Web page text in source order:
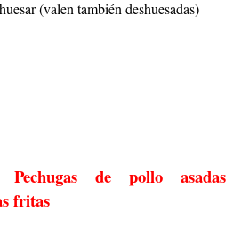
(valen también deshuesadas)
de pollo asadas
fritas